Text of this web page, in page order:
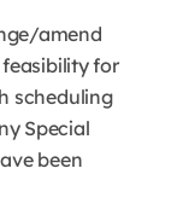
amend
for
scheduling
Special
been